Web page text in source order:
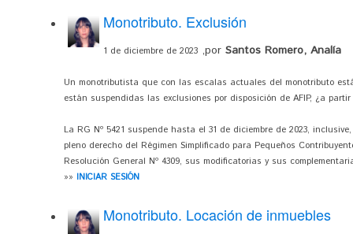
Monotributo. Exclusión
1 de diciembre de 2023 ,por Santos Romero, Analía
Un monotributista que con las escalas actuales del monotributo
están suspendidas las exclusiones por disposición de AFIP, ¿a
La RG Nº 5421 suspende hasta el 31 de diciembre de 2023,
pleno derecho del Régimen Simplificado para Pequeños
Resolución General Nº 4309, sus modificatorias y sus
»» INICIAR SESIÓN
Monotributo. Locación de inmuebles